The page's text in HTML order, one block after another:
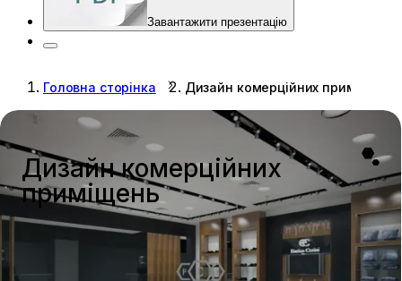
Завантажити презентацію
Головна сторінка Дизайн комерційних приміщень
Дизайн комерційних
приміщень